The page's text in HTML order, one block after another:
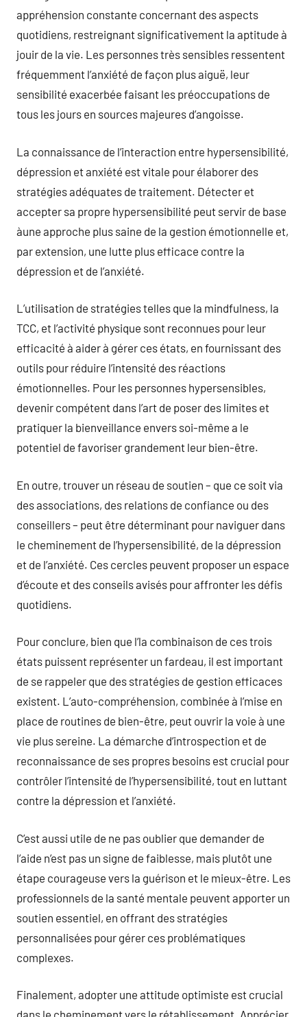
appréhension constante concernant des aspects
quotidiens, restreignant significativement la aptitude à
jouir de la vie. Les personnes très sensibles ressentent
fréquemment l’anxiété de façon plus aiguë, leur
sensibilité exacerbée faisant les préoccupations de
tous les jours en sources majeures d’angoisse.
La connaissance de l’interaction entre hypersensibilité,
dépression et anxiété est vitale pour élaborer des
stratégies adéquates de traitement. Détecter et
accepter sa propre hypersensibilité peut servir de base
àune approche plus saine de la gestion émotionnelle et,
par extension, une lutte plus efficace contre la
dépression et de l’anxiété.
L’utilisation de stratégies telles que la mindfulness, la
TCC, et l’activité physique sont reconnues pour leur
efficacité à aider à gérer ces états, en fournissant des
outils pour réduire l’intensité des réactions
émotionnelles. Pour les personnes hypersensibles,
devenir compétent dans l’art de poser des limites et
pratiquer la bienveillance envers soi-même a le
potentiel de favoriser grandement leur bien-être.
En outre, trouver un réseau de soutien – que ce soit via
des associations, des relations de confiance ou des
conseillers – peut être déterminant pour naviguer dans
le cheminement de l’hypersensibilité, de la dépression
et de l’anxiété. Ces cercles peuvent proposer un espace
d’écoute et des conseils avisés pour affronter les défis
quotidiens.
Pour conclure, bien que l’la combinaison de ces trois
états puissent représenter un fardeau, il est important
de se rappeler que des stratégies de gestion efficaces
existent. L’auto-compréhension, combinée à l’mise en
place de routines de bien-être, peut ouvrir la voie à une
vie plus sereine. La démarche d’introspection et de
reconnaissance de ses propres besoins est crucial pour
contrôler l’intensité de l’hypersensibilité, tout en luttant
contre la dépression et l’anxiété.
C’est aussi utile de ne pas oublier que demander de
l’aide n’est pas un signe de faiblesse, mais plutôt une
étape courageuse vers la guérison et le mieux-être. Les
professionnels de la santé mentale peuvent apporter un
soutien essentiel, en offrant des stratégies
personnalisées pour gérer ces problématiques
complexes.
Finalement, adopter une attitude optimiste est crucial
dans le cheminement vers le rétablissement. Apprécier